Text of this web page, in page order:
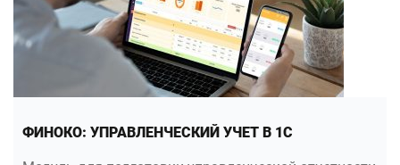
ФИНОКО: УПРАВЛЕНЧЕСКИЙ УЧЕТ В 1С